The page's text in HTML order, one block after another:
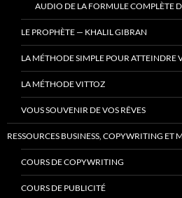
AUDIO DE LA FORMULE COMPLÈTE
LE PROPHÈTE — KHALIL GIBRAN
LA MÉTHODE SIMPLE POUR ATTEINDRE
LA MÉTHODE VITTOZ
VOUS SOUVENIR DE VOS RÊVES
RESSOURCES BUSINESS, COPYWRITING ET
COURS DE COPYWRITING
COURS DE PUBLICITÉ